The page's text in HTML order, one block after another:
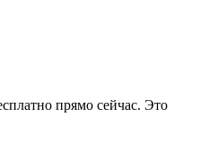
прямо сейчас. Это